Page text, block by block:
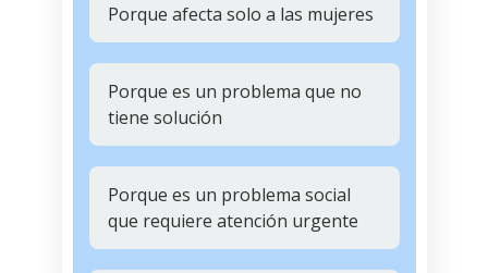
Porque afecta solo a las mujeres
Porque es un problema que no
tiene solución
Porque es un problema social
que requiere atención urgente